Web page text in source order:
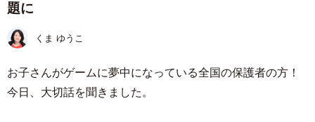
題に
くま ゆうこ
お子さんがゲームに夢中になっている全国の保護者の方！
今日、大切話を聞きました。